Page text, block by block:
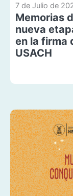
7 de Julio de
Memorias
nueva
en la firma
USACH